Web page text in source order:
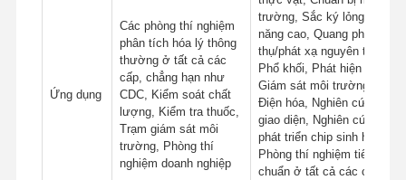
Ứng dụng
Các phòng thí nghiệm
phân tích hóa lý thông
thường ở tất cả các
cấp, chẳng hạn như
CDC, Kiểm soát chất
lượng, Kiểm tra thuốc,
Trạm giám sát môi
trường, Phòng thí
nghiệm doanh nghiệp
trường, Sắc ký lỏng hiệu
năng cao, Quang phổ hấp
thụ/phát xạ nguyên tử,
Phổ khối, Phát hiện TOC,
Giám sát môi trường,
Điện hóa, Nghiên cứu
giao diện, Nghiên cứu và
phát triển chip sinh học,
Phòng thí nghiệm tiêu
chuẩn ở tất cả các cấp